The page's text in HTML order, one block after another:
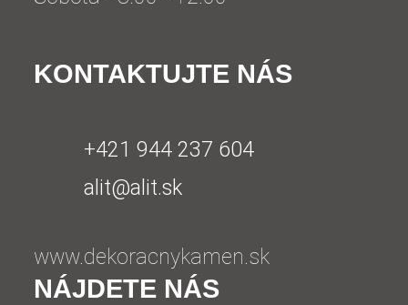
KONTAKTUJTE NÁS
+421 944 237 604
alit@alit.sk
www.dekoracnykamen.sk
NÁJDETE NÁS